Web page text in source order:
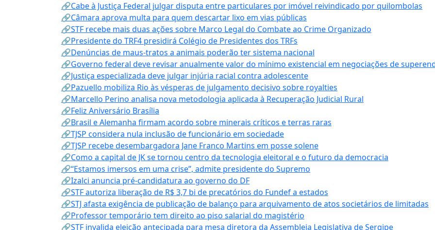
🔗Cabe à Justiça Federal julgar disputa entre particulares por imóvel reivindicado por quilombolas
🔗Câmara aprova multa para quem descartar lixo em vias públicas
🔗STF recebe mais duas ações sobre Marco Legal do Combate ao Crime Organizado
🔗Presidente do TRF4 presidirá Colégio de Presidentes dos TRFs
🔗Denúncias de maus-tratos a animais poderão ter sistema nacional
🔗Governo federal deve revisar anualmente valor do mínimo existencial em negociações de
🔗Justiça especializada deve julgar injúria racial contra adolescente
🔗Pazuello mobiliza Rio às vésperas de julgamento decisivo sobre royalties
🔗Marcello Perino analisa nova metodologia aplicada à Recuperação Judicial Rural
🔗Feliz Aniversário Brasília
🔗Brasil e Alemanha firmam acordo sobre minerais críticos e terras raras
🔗TJSP considera nula inclusão de funcionário em sociedade
🔗TJSP recebe desembargadora Jane Franco Martins em posse solene
🔗Como a capital de JK se tornou centro da tecnologia eleitoral e o futuro da democracia
🔗“Estamos imersos em uma crise”, admite presidente do Supremo
🔗Izalci anuncia pré-candidatura ao governo do DF
🔗STF autoriza liberação de R$ 3,7 bi de precatórios do Fundef a estados
🔗STJ afasta exigência de publicação de balanço para arquivamento de atos societários de limitadas
🔗Professor temporário tem direito ao piso salarial do magistério
🔗STF invalida eleição antecipada para mesa diretora da Assembleia Legislativa de Sergipe